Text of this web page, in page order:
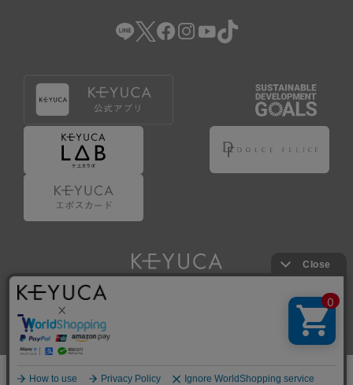
Copyright © KAWAJUN Co., Ltd. All Rights Reserved.